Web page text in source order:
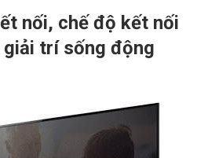
nối, chế độ kết nối
trí sống động